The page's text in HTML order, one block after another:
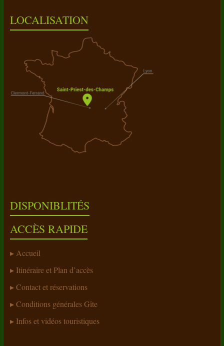
LOCALISATION
DISPONIBLITÉS
ACCÈS RAPIDE
Accueil
Itinéraire et Plan d’accès
Contact et réservations
Conditions générales Gîte
Infos et vidéos touristiques